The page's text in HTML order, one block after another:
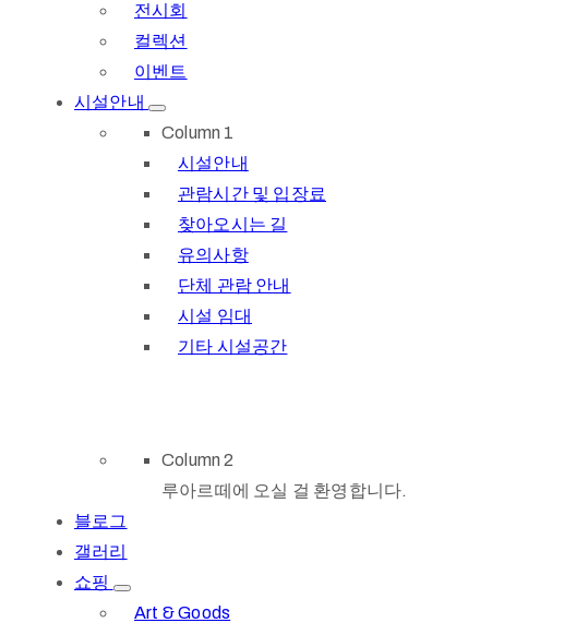
전시회
컬렉션
이벤트
시설안내
Column 1
시설안내
관람시간 및 입장료
찾아오시는 길
유의사항
단체 관람 안내
시설 임대
기타 시설공간
Column 2
루아르떼에 오실 걸 환영합니다.
블로그
갤러리
쇼핑
Art & Goods